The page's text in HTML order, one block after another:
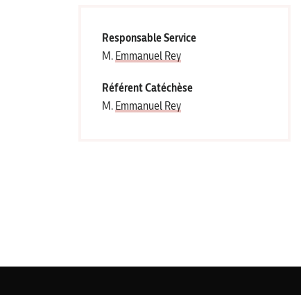
Responsable Service
M. Emmanuel Rey
Ré­fé­rent Catéchèse
M. Emmanuel Rey